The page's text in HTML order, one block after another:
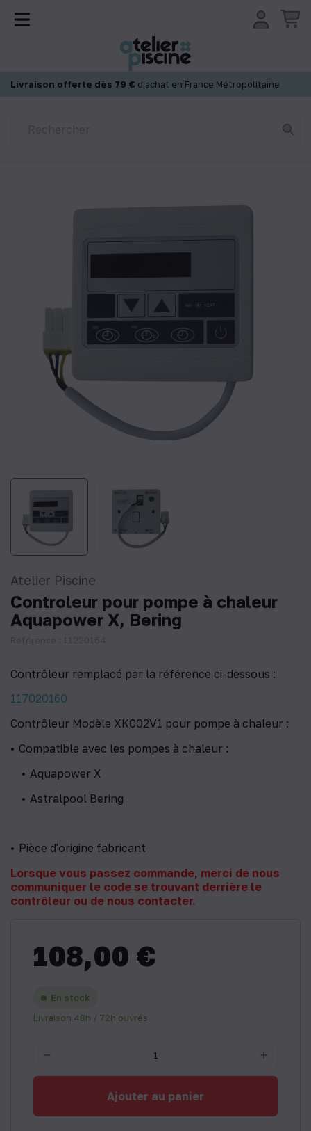
Livraison offerte dès 79 € d'achat en France Métropolitaine
Atelier Piscine
Controleur pour pompe à chaleur
Aquapower X, Bering
Contrôleur remplacé par la référence ci-dessous :
117020160
Contrôleur Modèle XK002V1 pour pompe à chaleur :
Compatible avec les pompes à chaleur :
Aquapower X
Astralpool Bering
Pièce d'origine fabricant
Lorsque vous passez commande, merci de nous
communiquer le code se trouvant derrière le
contrôleur ou de nous contacter.
108,00 €
En stock
Livraison 48h / 72h ouvrés
Ajouter au panier